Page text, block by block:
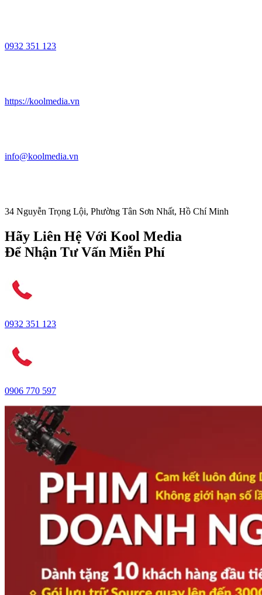
0932 351 123
https://koolmedia.vn
info@koolmedia.vn
34 Nguyễn Trọng Lội, Phường Tân Sơn Nhất, Hồ Chí Minh
Hãy Liên Hệ Với Kool Media
Để Nhận Tư Vấn Miễn Phí
0932 351 123
0906 770 597